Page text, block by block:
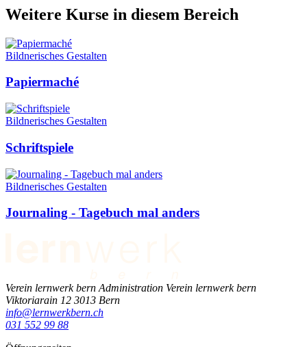
Weitere Kurse in diesem Bereich
Bildnerisches Gestalten
Papiermaché
Bildnerisches Gestalten
Schriftspiele
Bildnerisches Gestalten
Journaling - Tagebuch mal anders
Verein lernwerk bern Administration Verein lernwerk bern
Viktoriarain 12 3013 Bern
info@lernwerkbern.ch
031 552 99 88